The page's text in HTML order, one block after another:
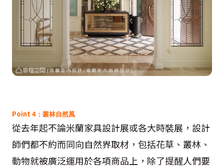
Point 4 ：叢林自然風
從去年起不論米蘭家具設計展或各大時裝展，設計
師們都不約而同向自然界取材，包括花草、叢林、
動物就被廣泛運用於各項商品上，除了提醒人們要